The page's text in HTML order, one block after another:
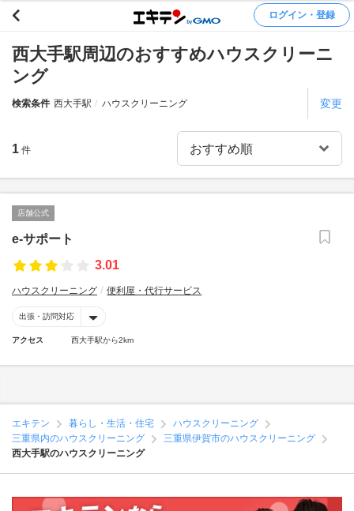
ログイン・登録
西大手駅周辺のおすすめハウスクリーニ
ング
検索条件 西大手駅 ハウスクリーニング 変更
1 件
店舗公式
e-サポート
3.01
ハウスクリーニング 便利屋・代行サービス
出張・訪問対応
アクセス 西大手駅から2km
エキテン 暮らし・生活・住宅
ハウスクリーニング
三重県内のハウスクリーニング
三重県伊賀市のハウスクリーニング
西大手駅のハウスクリーニング